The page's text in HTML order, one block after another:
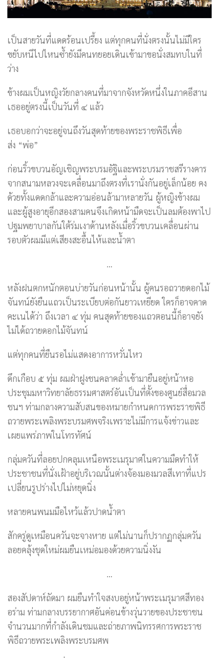
เป็นสายวันที่แดดร้อนเปรี้ยง แต่ทุกคนที่นั่งตรงนั้นไม่มีใคร
ขยับหนีไปไหนซ้ำยังมีคนทยอยเดินเข้ามาขอนั่งสมทบในที่
ว่าง
ข้างผมเป็นหญิงวัยกลางคนที่มาจากจังหวัดหนึ่งในภาคอีสาน
เธออยู่ตรงนี้เป็นวันที่ ๔ แล้ว
เธอบอกว่าจะอยู่จนถึงวันสุดท้ายของพระราชพิธีเพื่อ
ส่ง “พ่อ”
ก่อนริ้วขบวนอัญเชิญพระบรมอัฐิและพระบรมราชสรีรางคาร
จากสนามหลวงจะเคลื่อนมาถึงตรงที่เรานั่งกันอยู่เล็กน้อย คง
ด้วยทั้งแดดกล้าและความอ่อนล้ามาหลายวัน ผู้หญิงข้างผม
และผู้สูงอายุอีกสองสามคนจึงเกิดหน้ามืดจะเป็นลมต้องพาไป
ปฐมพยาบาลกันใต้ร่มเงาด้านหลังเมื่อริ้วขบวนเคลื่อนผ่าน
รอบตัวผมมีแต่เสียงสะอื้นไห้และน้ำตา
…
หลังฝนตกหนักตอนบ่ายวันก่อนหน้านั้น ผู้คนรอถวายดอกไม้
จันทน์ยังยืนแถวเป็นระเบียบต่อกันยาวเหยียด ใครก็อาจคาด
คะเนได้ว่า ถึงเวลา ๔ ทุ่ม คนสุดท้ายของแถวตอนนี้ก็อาจยัง
ไม่ได้ถวายดอกไม้จันทน์
แต่ทุกคนที่ยืนรอไม่แสดงอาการหวั่นไหว
ดึกเกือบ ๕ ทุ่ม ผมฝ่าฝูงชนคลาคล่ำเข้ามายืนอยู่หน้าหอ
ประชุมมหาวิทยาลัยธรรมศาสตร์อันเป็นที่ตั้งของศูนย์สื่อมวล
ชนฯ ท่ามกลางความสับสนของหมายกำหนดการพระราชพิธี
ถวายพระเพลิงพระบรมศพจริงเพราะไม่มีการแจ้งข่าวและ
เผยแพร่ภาพในโทรทัศน์
กลุ่มควันที่ลอยปกคลุมเหนือพระเมรุมาศในความมืดทำให้
ประชาชนที่นั่งเฝ้าอยู่บริเวณนั้นต่างจ้องมองมวลสีเทาที่แปร
เปลี่ยนรูปร่างไปไม่หยุดนิ่ง
หลายคนพนมมือไหว้แล้วปาดน้ำตา
สักครู่ดูเหมือนควันจะจางหาย แต่ไม่นานก็ปรากฏกลุ่มควัน
ลอยคลุ้งชุดใหม่ผมยืนเหม่อมองด้วยความนิ่งงัน
…
สองสัปดาห์ถัดมา ผมยืนทำใจสงบอยู่หน้าพระเมรุมาศสีทอง
อร่าม ท่ามกลางบรรยากาศอันค่อนข้างวุ่นวายของประชาชน
จำนวนมากที่กำลังเดินชมและถ่ายภาพนิทรรศการพระราช
พิธีถวายพระเพลิงพระบรมศพ